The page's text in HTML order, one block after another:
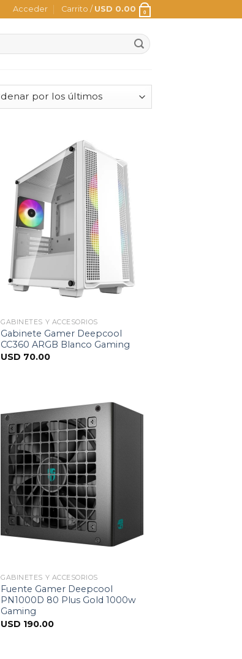
Acceder Carrito / USD 0.00 0
GABINETES Y ACCESORIOS
Gabinete Gamer Deepcool
CC360 ARGB Blanco Gaming
USD 70.00
GABINETES Y ACCESORIOS
Fuente Gamer Deepcool
PN1000D 80 Plus Gold 1000w
Gaming
USD 190.00